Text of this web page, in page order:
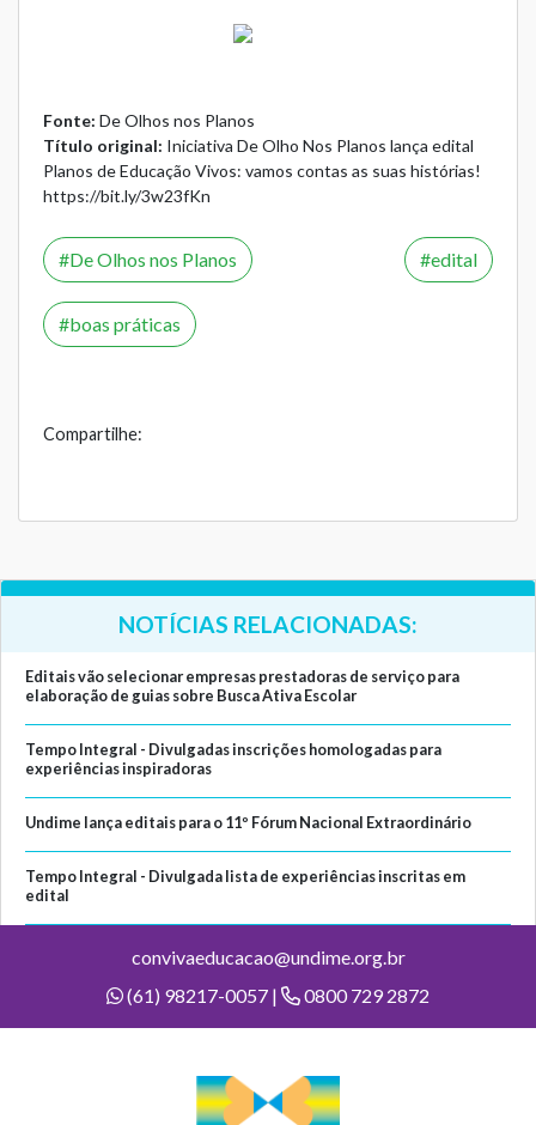
Fonte: De Olhos nos Planos
Título original: Iniciativa De Olho Nos Planos lança edital
Planos de Educação Vivos: vamos contas as suas histórias!
https://bit.ly/3w23fKn
De Olhos nos Planos edital
boas práticas
Compartilhe:
NOTÍCIAS RELACIONADAS:
Editais vão selecionar empresas prestadoras de serviço para
elaboração de guias sobre Busca Ativa Escolar
Tempo Integral - Divulgadas inscrições homologadas para
experiências inspiradoras
Undime lança editais para o 11º Fórum Nacional Extraordinário
Tempo Integral - Divulgada lista de experiências inscritas em
edital
convivaeducacao@undime.org.br
(61) 98217-0057 |
0800 729 2872